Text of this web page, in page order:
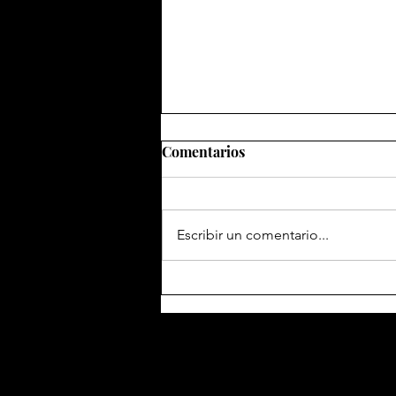
Abominablez esta noche
Comentarios
Escribir un comentario...